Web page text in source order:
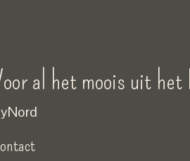
al het moois uit het